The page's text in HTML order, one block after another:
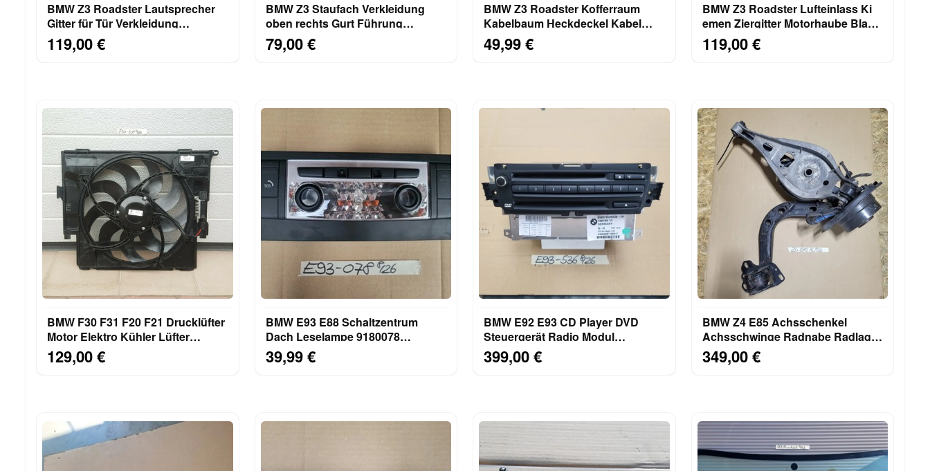
BMW Z3 Roadster Lautsprecher
Gitter für Tür Verkleidung
RECHTS Beifahrer Seite
119,00 €
BMW Z3 Staufach Verkleidung
oben rechts Gurt Führung
Abdeckung Höcker 8407723
79,00 €
BMW Z3 Roadster Kofferraum
Kabelbaum Heckdeckel Kabel
Heckklappe 11 Kabel
49,99 €
BMW Z3 Roadster Lufteinlass Ki​
emen Ziergitter Motorhaube Blau
rechts links
119,00 €
BMW F30 F31 F20 F21 Drucklüfter
Motor Elektro Kühler Lüfter
7640508 Lüfterzarge
129,00 €
BMW E93 E88 Schaltzentrum
Dach Leselampe 9180078
Innenleuchte SOS Airbag Off
39,99 €
BMW E92 E93 CD Player DVD
Steuergerät Radio Modul
Navigation 9185536 UK Version
399,00 €
BMW Z4 E85 Achsschenkel
Achsschwinge Radnabe Radlager
HINTEN LINKS
349,00 €